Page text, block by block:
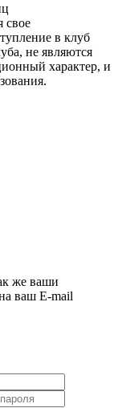
свое
в клуб
не являются
характер, и
же ваши
ваш E-mail